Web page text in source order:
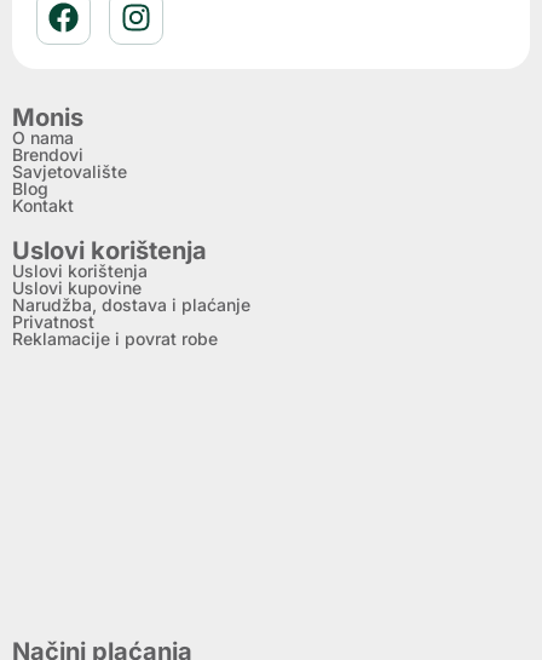
Monis
O nama
Brendovi
Savjetovalište
Blog
Kontakt
Uslovi korištenja
Uslovi korištenja
Uslovi kupovine
Narudžba, dostava i plaćanje
Privatnost
Reklamacije i povrat robe
Načini plaćanja